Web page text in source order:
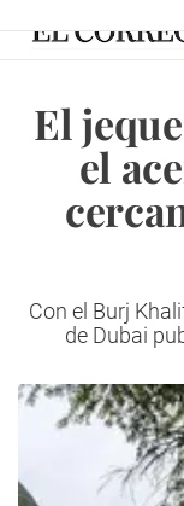
El
el
Con el Burj
de Dubai